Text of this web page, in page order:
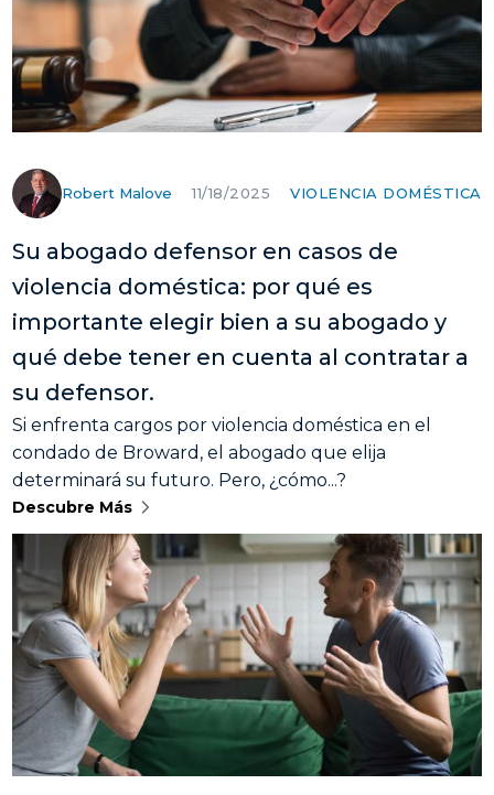
Robert Malove 11/18/2025 VIOLENCIA DOMÉSTICA
Su abogado defensor en casos de
violencia doméstica: por qué es
importante elegir bien a su abogado y
qué debe tener en cuenta al contratar a
su defensor.
Si enfrenta cargos por violencia doméstica en el
condado de Broward, el abogado que elija
determinará su futuro. Pero, ¿cómo...?
Descubre Más